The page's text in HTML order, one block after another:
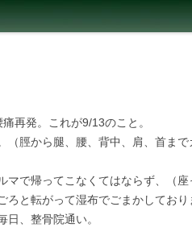
再発。これが9/13のこと。
（脛から腿、腰、背中、肩、首ま
マで帰ってこなくてはならず、（
と転がって湿布でごまかしており
、整骨院通い。